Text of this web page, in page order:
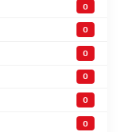
0
0
0
0
0
0